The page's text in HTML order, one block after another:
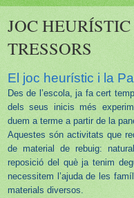
JOC
TRESSORS
El joc heurístic i la
Des de l’escola, ja fa cert
dels seus inicis més
duem a terme a partir de la
Aquestes són activitats que
de material de rebuig:
reposició del què ja tenim
necessitem l’ajuda de les
materials diversos.